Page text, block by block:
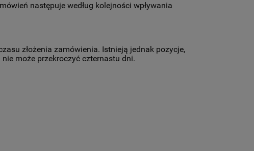
następuje według kolejności wpływania
złożenia zamówienia. Istnieją jednak pozycje,
może przekroczyć czternastu dni.